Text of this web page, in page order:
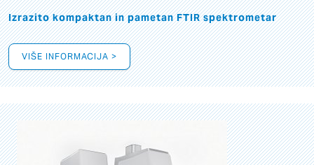
Izrazito kompaktan in pametan FTIR spektrometar
VIŠE INFORMACIJA >